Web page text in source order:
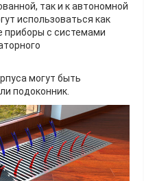
так и к автономной
использоваться как
приборы с системами
могут быть
подоконник.